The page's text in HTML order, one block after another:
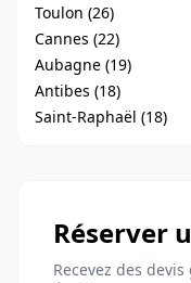
Toulon (26)
Cannes (22)
Aubagne (19)
Antibes (18)
Saint-Raphaël (18)
Réserver
Recevez des